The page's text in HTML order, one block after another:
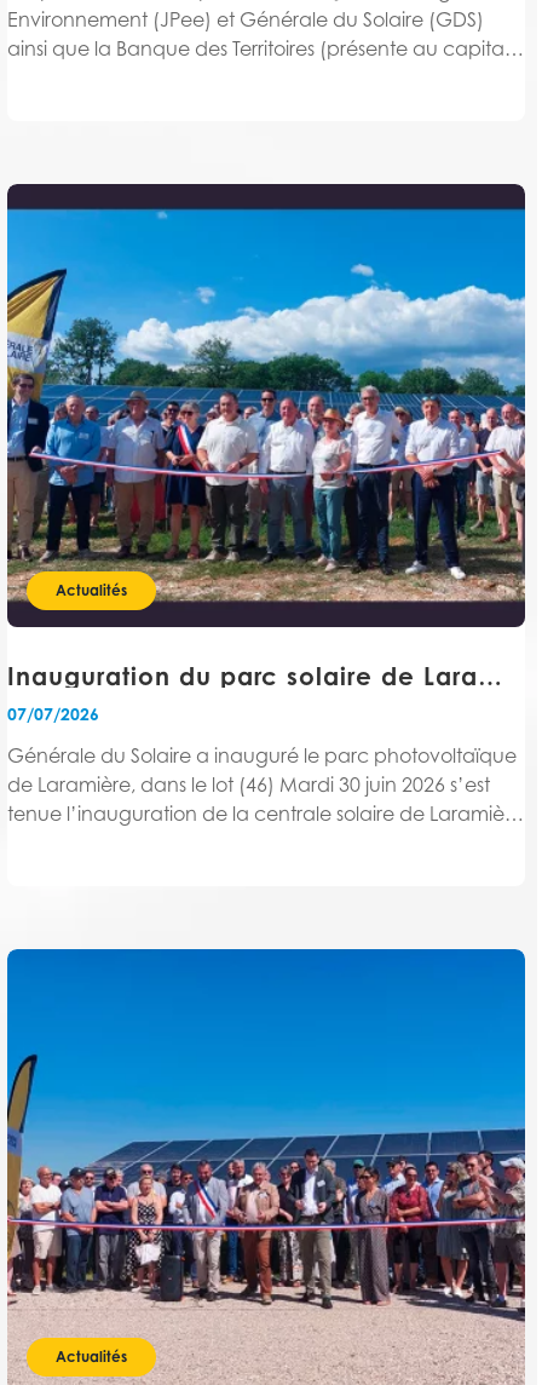
Environnement (JPee) et Générale du Solaire (GDS)
ainsi que la Banque des Territoires (présente au capital
Actualités
Inauguration du parc solaire de Laramière
07/07/2026
Générale du Solaire a inauguré le parc photovoltaïque
de Laramière, dans le lot (46) Mardi 30 juin 2026 s’est
tenue l’inauguration de la centrale solaire de Laramière
Actualités